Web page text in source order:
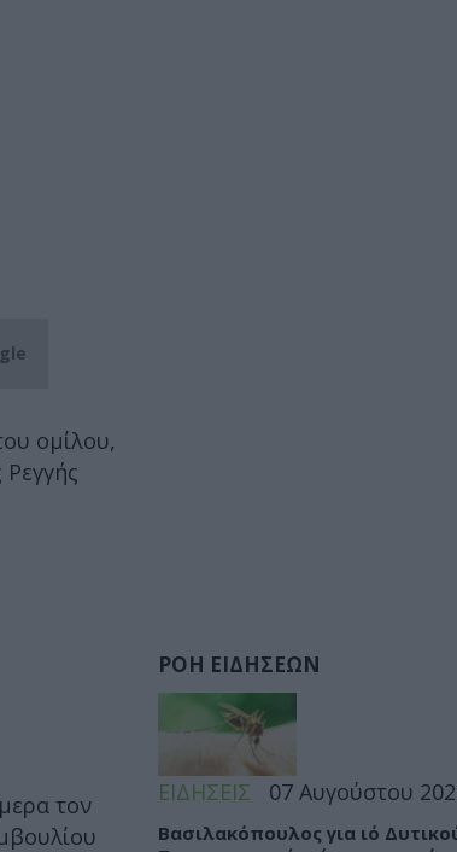
ομίλου,
τον
ΡΟΗ ΕΙΔΗΣΕΩΝ
ΕΙΔΗΣΕΙΣ 07 Αυγούστου
Βασιλακόπουλος για ιό